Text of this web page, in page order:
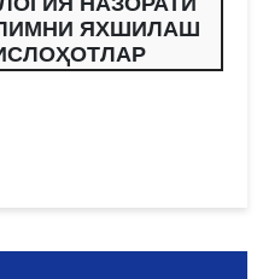
ЯХШИЛАШ